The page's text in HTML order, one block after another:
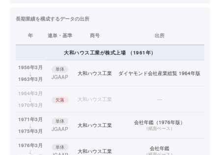
長期業績を構成するデータの出所
年 連単・基準 商号 出所
大和ハウス工業が株式上場 （1961 年）
1956年3月
↓
1963年3月
単体
JGAAP
大和ハウス工業 ダイヤモンド会社産業総覧 1964年版
1964年3月
↓
1970年3月
欠落 大和ハウス工業 —
1971年3月
↓
1975年3月
単体
JGAAP
大和ハウス工業 会社年鑑（1976年版）
（紙面ベース）
1976年3月
↓
単体
大和ハウス工業 会社年鑑